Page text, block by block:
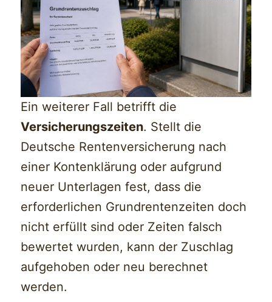
Ein weiterer Fall betrifft die
Versicherungszeiten. Stellt die
Deutsche Rentenversicherung nach
einer Kontenklärung oder aufgrund
neuer Unterlagen fest, dass die
erforderlichen Grundrentenzeiten doch
nicht erfüllt sind oder Zeiten falsch
bewertet wurden, kann der Zuschlag
aufgehoben oder neu berechnet
werden.